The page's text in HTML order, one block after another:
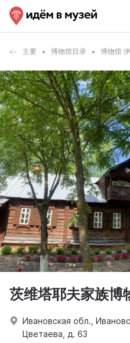
主要 博物馆目录 博物馆
茨维塔耶夫家族博
Ивановская обл.,
Цветаева, д. 63